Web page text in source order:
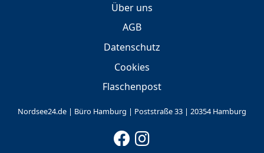
Über uns
AGB
Datenschutz
Cookies
Flaschenpost
Nordsee24.de | Büro Hamburg | Poststraße 33 | 20354 Hamburg